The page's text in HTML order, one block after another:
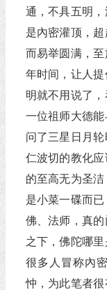
通，不具五明
是內密灌顶，
而易举圆满，
年时间，让人
明就不用说了
一位祖师大德
问了三星日月
仁波切的教化
的至高无为圣
是小菜一碟而
佛、法师，真
之下，佛陀哪
很多人冒称內
忡，为此笔者